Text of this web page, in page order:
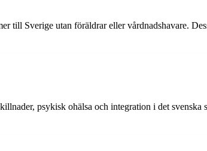
till Sverige utan föräldrar eller vårdnadshavare.
psykisk ohälsa och integration i det svenska